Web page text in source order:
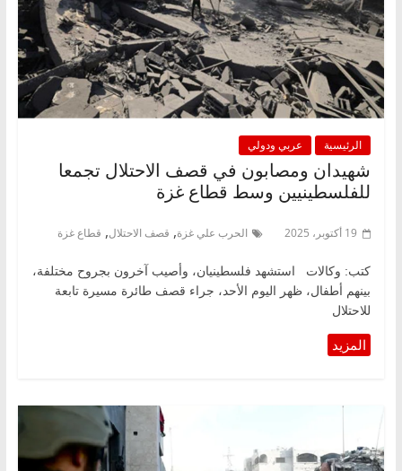
الرئيسية عربي ودولي
شهيدان ومصابون في قصف الاحتلال تجمعا
للفلسطينيين وسط قطاع غزة
19 أكتوبر، 2025 الحرب علي غزة, قصف الاحتلال, قطاع غزة
كتب: وكالات استشهد فلسطينيان، وأصيب آخرون بجروح مختلفة،
بينهم أطفال، ظهر اليوم الأحد، جراء قصف طائرة مسيرة تابعة
للاحتلال